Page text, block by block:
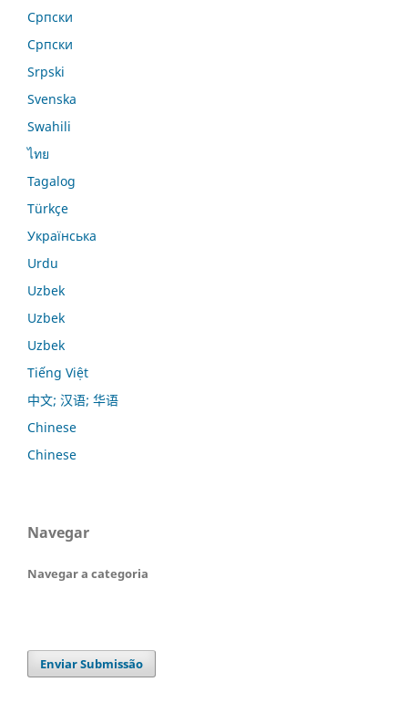
Српски
Српски
Srpski
Svenska
Swahili
ไทย
Tagalog
Türkçe
Українська
Urdu
Uzbek
Uzbek
Uzbek
Tiếng Việt
中文; 汉语; 华语
Chinese
Chinese
Navegar
Navegar a categoria
Enviar Submissão